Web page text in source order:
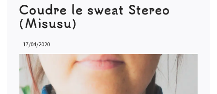
Coudre le sweat Stereo
(Misusu)
17/04/2020